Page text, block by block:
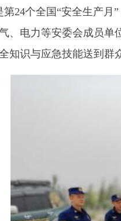
识与应急技能送到群众身边。